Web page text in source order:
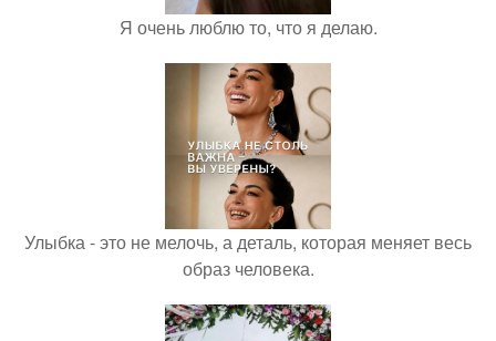
Я очень люблю то, что я делаю.
Улыбка - это не мелочь, а деталь, которая меняет весь
образ человека.